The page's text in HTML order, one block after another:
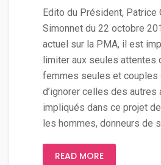
Edito du Président, Patrice
Simonnet du 22 octobre
actuel sur la PMA, il est
limiter aux seules attentes
femmes seules et
d’ignorer celles des autres
impliqués dans ce projet
les hommes, donneurs de
READ MORE